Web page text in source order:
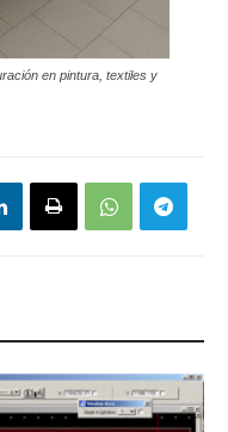
en pintura, textiles y